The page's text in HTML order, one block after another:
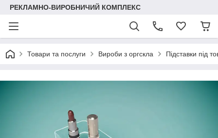
РЕКЛАМНО-ВИРОБНИЧИЙ КОМПЛЕКС
Товари та послуги Вироби з оргскла Підставки під